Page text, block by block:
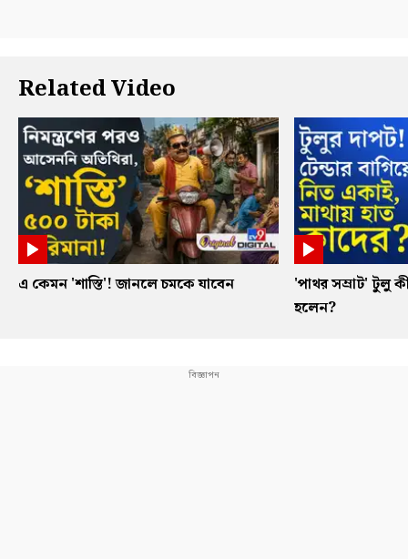
Related Video
এ কেমন 'শাস্তি'! জানলে চমকে যাবেন
'পাথর সম্রাট' টুলু
হলেন?